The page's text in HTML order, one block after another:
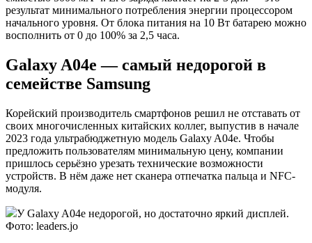
результат минимального потребления энергии процессором
начального уровня. От блока питания на 10 Вт батарею можно
восполнить от 0 до 100% за 2,5 часа.
Galaxy A04e — самый недорогой в
семействе Samsung
Корейский производитель смартфонов решил не отставать от
своих многочисленных китайских коллег, выпустив в начале
2023 года ультрабюджетную модель Galaxy A04e. Чтобы
предложить пользователям минимальную цену, компании
пришлось серьёзно урезать технические возможности
устройств. В нём даже нет сканера отпечатка пальца и NFC-
модуля.
У Galaxy A04e недорогой, но достаточно яркий дисплей.
Фото: leaders.jo